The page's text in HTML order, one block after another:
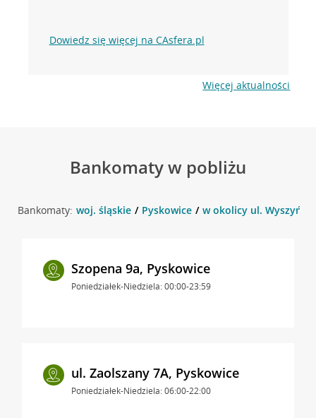
Dowiedz się więcej na CAsfera.pl
Więcej aktualności
Bankomaty w pobliżu
Bankomaty: woj. śląskie Pyskowice w okolicy ul.
Szopena 9a, Pyskowice
Poniedziałek-Niedziela: 00:00-23:59
ul. Zaolszany 7A, Pyskowice
Poniedziałek-Niedziela: 06:00-22:00